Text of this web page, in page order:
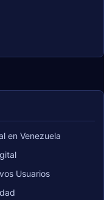
en Venezuela
Usuarios